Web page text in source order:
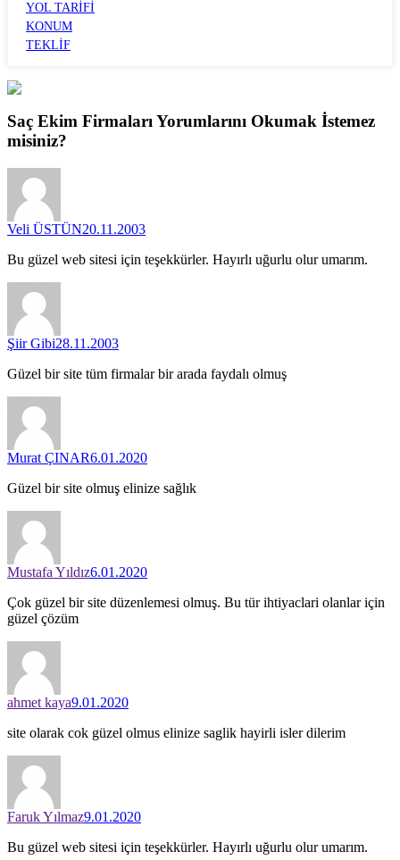
YOL TARİFİ
KONUM
TEKLİF
Saç Ekim Firmaları Yorumlarını Okumak İstemez
misiniz?
Veli ÜSTÜN20.11.2003
Bu güzel web sitesi için teşekkürler. Hayırlı uğurlu olur umarım.
Şiir Gibi28.11.2003
Güzel bir site tüm firmalar bir arada faydalı olmuş
Murat ÇINAR6.01.2020
Güzel bir site olmuş elinize sağlık
Mustafa Yıldız6.01.2020
Çok güzel bir site düzenlemesi olmuş. Bu tür ihtiyaclari olanlar için
güzel çözüm
ahmet kaya9.01.2020
site olarak cok güzel olmus elinize saglik hayirli isler dilerim
Faruk Yılmaz9.01.2020
Bu güzel web sitesi için teşekkürler. Hayırlı uğurlu olur umarım.